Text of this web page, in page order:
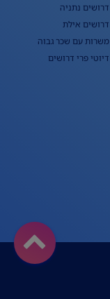
דרושים נתניה
דרושים אילת
משרות עם שכר גבוה
דיוטי פרי דרושים